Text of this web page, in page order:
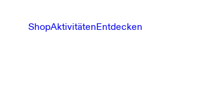
ShopAktivitätenEntdecken